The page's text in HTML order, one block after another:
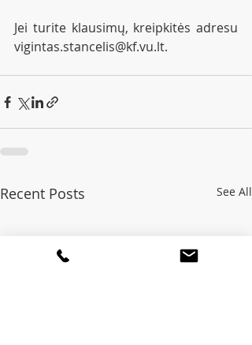
Jei turite klausimų, kreipkitės adresu
vigintas.stancelis@kf.vu.lt.
Recent Posts See All